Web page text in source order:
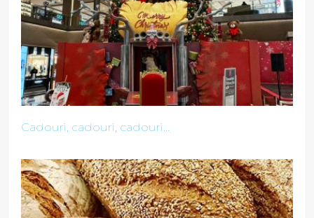
Cadouri, cadouri, cadouri...